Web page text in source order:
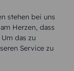
stehen bei uns
Herzen, dass
das zu
Service zu